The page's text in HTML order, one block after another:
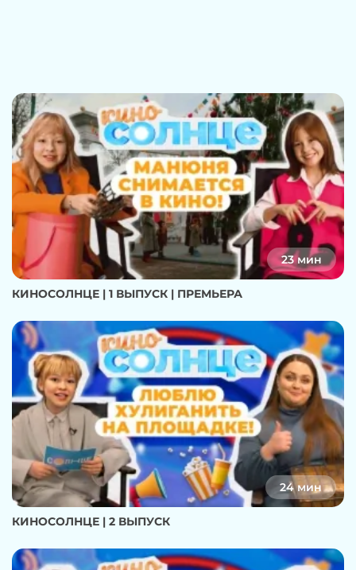
23 мин
КИНОСОЛНЦЕ | 1 ВЫПУСК | ПРЕМЬЕРА
24 мин
КИНОСОЛНЦЕ | 2 ВЫПУСК